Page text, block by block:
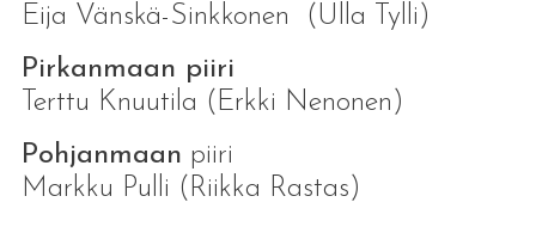
Eija Vänskä-Sinkkonen (Ulla Tylli)
Pirkanmaan piiri
Terttu Knuutila (Erkki Nenonen)
Pohjanmaan piiri
Markku Pulli (Riikka Rastas)